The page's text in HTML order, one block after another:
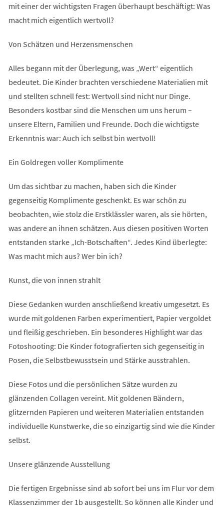
mit einer der wichtigsten Fragen überhaupt beschäftigt: Was
macht mich eigentlich wertvoll?
Von Schätzen und Herzensmenschen
Alles begann mit der Überlegung, was „Wert“ eigentlich
bedeutet. Die Kinder brachten verschiedene Materialien mit
und stellten schnell fest: Wertvoll sind nicht nur Dinge.
Besonders kostbar sind die Menschen um uns herum –
unsere Eltern, Familien und Freunde. Doch die wichtigste
Erkenntnis war: Auch ich selbst bin wertvoll!
Ein Goldregen voller Komplimente
Um das sichtbar zu machen, haben sich die Kinder
gegenseitig Komplimente geschenkt. Es war schön zu
beobachten, wie stolz die Erstklässler waren, als sie hörten,
was andere an ihnen schätzen. Aus diesen positiven Worten
entstanden starke „Ich-Botschaften“. Jedes Kind überlegte:
Was macht mich aus? Wer bin ich?
Kunst, die von innen strahlt
Diese Gedanken wurden anschließend kreativ umgesetzt. Es
wurde mit goldenen Farben experimentiert, Papier vergoldet
und fleißig geschrieben. Ein besonderes Highlight war das
Fotoshooting: Die Kinder fotografierten sich gegenseitig in
Posen, die Selbstbewusstsein und Stärke ausstrahlen.
Diese Fotos und die persönlichen Sätze wurden zu
glänzenden Collagen vereint. Mit goldenen Bändern,
glitzernden Papieren und weiteren Materialien entstanden
individuelle Kunstwerke, die so einzigartig sind wie die Kinder
selbst.
Unsere glänzende Ausstellung
Die fertigen Ergebnisse sind ab sofort bei uns im Flur vor dem
Klassenzimmer der 1b ausgestellt. So können alle Kinder und